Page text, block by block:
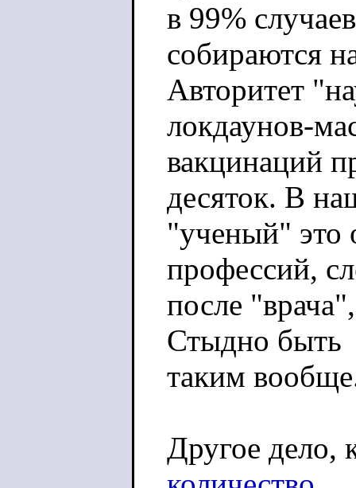
в 99%
собираются
Авторитет
локдаунов-
вакцинаций
десяток. В
"ученый" это
профессий,
после
Стыдно быть
таким
Другое дело,